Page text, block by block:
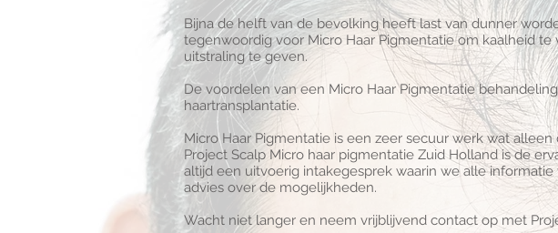
Bijna de helft van de bevolking heeft last van dunner
tegenwoordig voor Micro Haar Pigmentatie om kaalheid
uitstraling te geven.
De voordelen van een Micro Haar Pigmentatie
haartransplantatie.
Micro Haar Pigmentatie is een zeer secuur werk wat
Project Scalp Micro haar pigmentatie Zuid Holland is de
altijd een uitvoerig intakegesprek waarin we alle
advies over de mogelijkheden.
Wacht niet langer en neem vrijblijvend contact op met